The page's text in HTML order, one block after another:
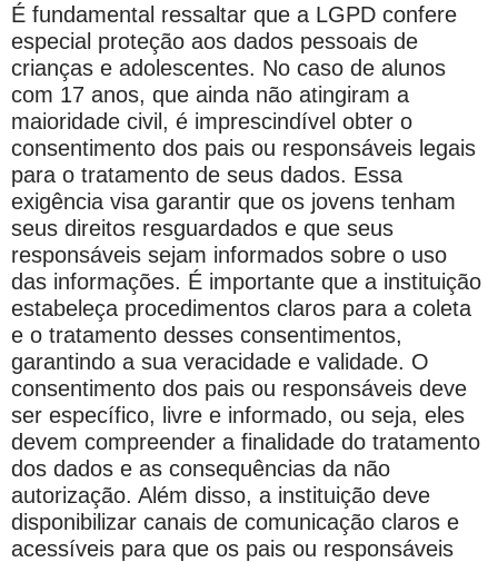
É fundamental ressaltar que a LGPD confere
especial proteção aos dados pessoais de
crianças e adolescentes. No caso de alunos
com 17 anos, que ainda não atingiram a
maioridade civil, é imprescindível obter o
consentimento dos pais ou responsáveis legais
para o tratamento de seus dados. Essa
exigência visa garantir que os jovens tenham
seus direitos resguardados e que seus
responsáveis sejam informados sobre o uso
das informações. É importante que a instituição
estabeleça procedimentos claros para a coleta
e o tratamento desses consentimentos,
garantindo a sua veracidade e validade. O
consentimento dos pais ou responsáveis deve
ser específico, livre e informado, ou seja, eles
devem compreender a finalidade do tratamento
dos dados e as consequências da não
autorização. Além disso, a instituição deve
disponibilizar canais de comunicação claros e
acessíveis para que os pais ou responsáveis